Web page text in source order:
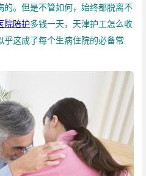
。但是不管如何，始终都脱离不
院陪护多钱一天，天津护工怎么收
这成了每个生病住院的必备常